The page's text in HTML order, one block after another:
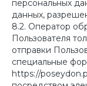
персональных
данных,
8.2. Оператор
Пользователя
отправки
специальные
https://